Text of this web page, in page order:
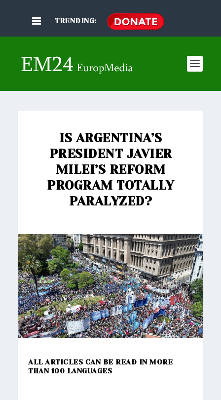
TRENDING:
IS ARGENTINA’S
PRESIDENT JAVIER
MILEI’S REFORM
PROGRAM TOTALLY
PARALYZED?
ALL ARTICLES CAN BE READ IN MORE
THAN 100 LANGUAGES